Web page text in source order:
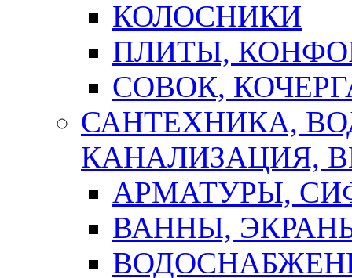
КОЛОСНИКИ
ПЛИТЫ,
СОВОК,
САНТЕХНИКА,
КАНАЛИЗАЦИЯ,
АРМАТУРЫ,
ВАННЫ,